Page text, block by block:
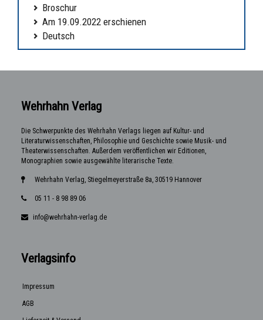
Broschur
Am 19.09.2022 erschienen
Deutsch
Wehrhahn Verlag
Die Schwerpunkte des Wehrhahn Verlags liegen auf Kultur- und
Literaturwissenschaften, Philosophie und Geschichte sowie Musik- und
Theaterwissenschaften. Außerdem veröffentlichen wir Editionen,
Monographien sowie ausgewählte literarische Texte.
Wehrhahn Verlag, Stiegelmeyerstraße 8a, 30519 Hannover
05 11 - 8 98 89 06
info@wehrhahn-verlag.de
Verlagsinfo
Impressum
AGB